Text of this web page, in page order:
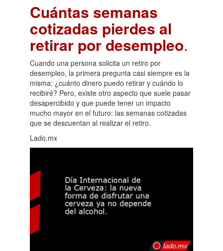
Cuántas semanas
cotizadas pierdes al
retirar por desempleo.
Cuando una persona solicita un retiro por
desempleo, la primera pregunta casi siempre es la
misma: ¿cuánto dinero puedo retirar y cuándo lo
recibiré? Pero, existe otro aspecto que suele pasar
desapercibido y que puede tener un impacto
mucho mayor en el futuro: las semanas cotizadas
que se descuentan al realizar el retiro.
Lado.mx